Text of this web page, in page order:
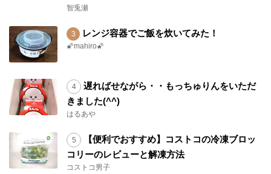
智兎瀬
レンジ容器でご飯を炊いてみた！
🌠mahiro🌠
遅ればせながら・・もっちゅりんをいただ
きました(^^)
はるあや
【便利でおすすめ】コストコの冷凍ブロッ
コリーのレビューと解凍方法
コストコ男子